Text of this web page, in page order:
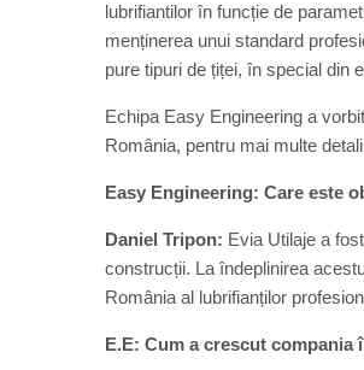
lubrifiantilor în funcție de
menținerea unui standard
pure tipuri de țiței, în special din
Echipa Easy Engineering a
România, pentru mai multe
Easy Engineering: Care este
Daniel Tripon: Evia Utilaje a
construcții. La îndeplinirea
România al lubrifianților
E.E: Cum a crescut compania